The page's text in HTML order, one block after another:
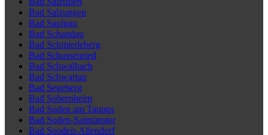
Bad Salzungen
Bad Saulgau
Bad Schandau
Bad Schmiedeberg
Bad Schussenried
Bad Schwalbach
Bad Schwartau
Bad Segeberg
Bad Sobernheim
Bad Soden am Taunus
Bad Soden-Salmünster
Bad Sooden-Allendorf